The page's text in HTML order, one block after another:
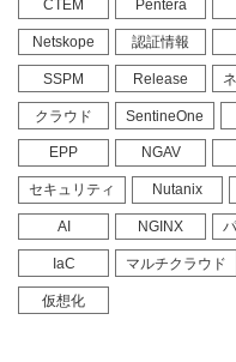
CTEM Pentera
Netskope 認証情報
SSPM Release
クラウド SentineOne
EPP NGAV
セキュリティ Nutanix
AI NGINX
IaC マルチクラウド
仮想化